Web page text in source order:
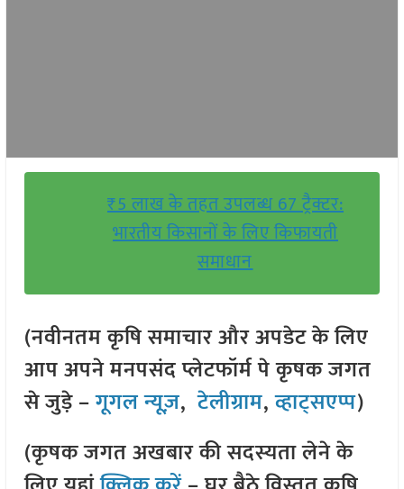
₹5 लाख के तहत उपलब्ध 67 ट्रैक्टर:
भारतीय किसानों के लिए किफायती
समाधान
(नवीनतम कृषि समाचार और अपडेट के लिए
आप अपने मनपसंद प्लेटफॉर्म पे कृषक जगत
से जुड़े –गूगल न्यूज़,टेलीग्राम,व्हाट्सएप्प)
(कृषक जगत अखबार की सदस्यता लेने के